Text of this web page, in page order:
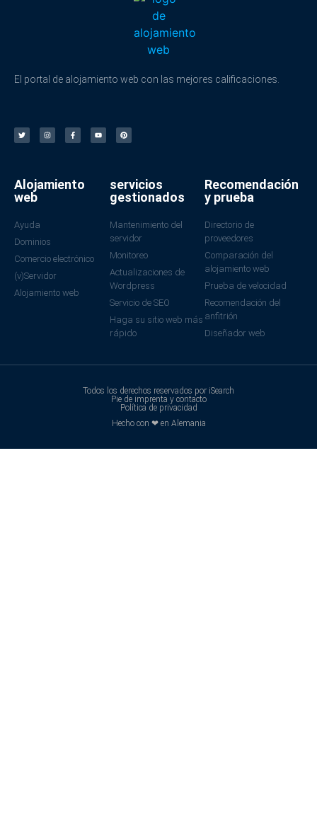
El portal de alojamiento web con las mejores calificaciones.
Alojamiento
web
Ayuda
Dominios
Comercio electrónico
(v)Servidor
Alojamiento web
servicios
gestionados
Mantenimiento del
servidor
Monitoreo
Actualizaciones de
Wordpress
Servicio de SEO
Haga su sitio web más
rápido
Recomendación
y prueba
Directorio de
proveedores
Comparación del
alojamiento web
Prueba de velocidad
Recomendación del
anfitrión
Diseñador web
Todos los derechos reservados por iSearch
Pie de imprenta y contacto
Política de privacidad
Hecho con ❤ en Alemania